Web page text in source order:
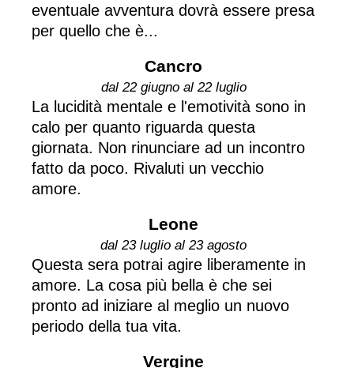
eventuale avventura dovrà essere presa
per quello che è...
Cancro
dal 22 giugno al 22 luglio
La lucidità mentale e l'emotività sono in
calo per quanto riguarda questa
giornata. Non rinunciare ad un incontro
fatto da poco. Rivaluti un vecchio
amore.
Leone
dal 23 luglio al 23 agosto
Questa sera potrai agire liberamente in
amore. La cosa più bella è che sei
pronto ad iniziare al meglio un nuovo
periodo della tua vita.
Vergine